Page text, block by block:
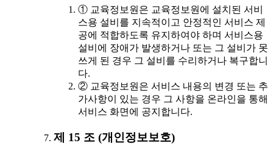
① 교육정보원은 교육정보원에 설치된 서비
스용 설비를 지속적이고 안정적인 서비스 제
공에 적합하도록 유지하여야 하며 서비스용
설비에 장애가 발생하거나 또는 그 설비가 못
쓰게 된 경우 그 설비를 수리하거나 복구합니
다.
② 교육정보원은 서비스 내용의 변경 또는 추
가사항이 있는 경우 그 사항을 온라인을 통해
서비스 화면에 공지합니다.
제 15 조 (개인정보보호)